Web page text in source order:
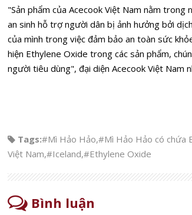
"Sản phẩm của Acecook Việt Nam nằm
an sinh hỗ trợ người dân bị ảnh hưởng bởi
của mình trong việc đảm bảo an toàn sức
hiện Ethylene Oxide trong các sản phẩm,
người tiêu dùng", đại diện Acecook Việt Nam
Tags:#Mì Hảo Hảo,#Mì Hảo Hảo có chứa
Việt Nam,#Iceland,#Ethylene Oxide
Bình luận